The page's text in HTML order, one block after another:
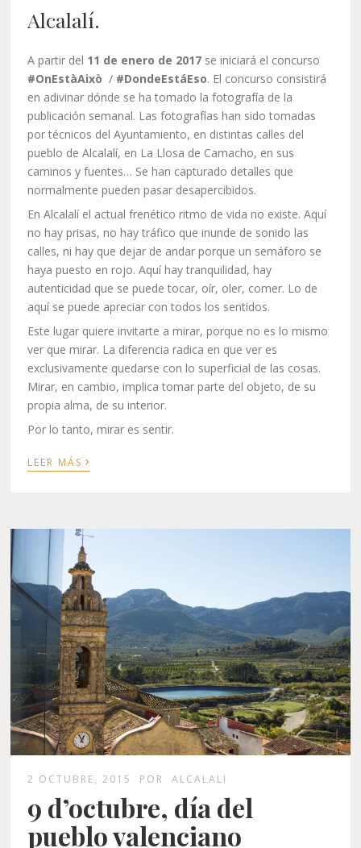
Alcalalí.
A partir del 11 de enero de 2017 se iniciará el concurso
#OnEstàAixò / #DondeEstáEso. El concurso consistirá
en adivinar dónde se ha tomado la fotografía de la
publicación semanal. Las fotografías han sido tomadas
por técnicos del Ayuntamiento, en distintas calles del
pueblo de Alcalalí, en La Llosa de Camacho, en sus
caminos y fuentes… Se han capturado detalles que
normalmente pueden pasar desapercibidos.
En Alcalalí el actual frenético ritmo de vida no existe. Aquí
no hay prisas, no hay tráfico que inunde de sonido las
calles, ni hay que dejar de andar porque un semáforo se
haya puesto en rojo. Aquí hay tranquilidad, hay
autenticidad que se puede tocar, oír, oler, comer. Lo de
aquí se puede apreciar con todos los sentidos.
Este lugar quiere invitarte a mirar, porque no es lo mismo
ver que mirar. La diferencia radica en que ver es
exclusivamente quedarse con lo superficial de las cosas.
Mirar, en cambio, implica tomar parte del objeto, de su
propia alma, de su interior.
Por lo tanto, mirar es sentir.
LEER MÁS ›
2 OCTUBRE, 2015 POR ALCALALI
9 d’octubre, día del
pueblo valenciano